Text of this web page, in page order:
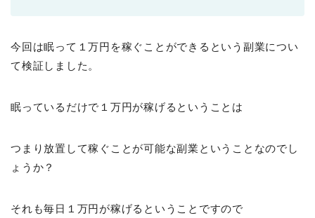
今回は眠って１万円を稼ぐことができるという副業につい
て検証しました。
眠っているだけで１万円が稼げるということは
つまり放置して稼ぐことが可能な副業ということなのでし
ょうか？
それも毎日１万円が稼げるということですので